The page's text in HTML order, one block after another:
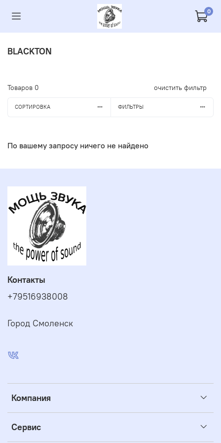
0
BLACKTON
Товаров 0 очистить фильтр
СОРТИРОВКА ФИЛЬТРЫ
По вашему запросу ничего не найдено
Компания
Сервис
Контакты
+79516938008
Город Смоленск